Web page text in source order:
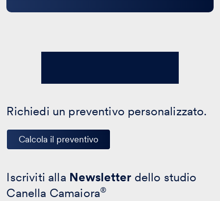
Richiedi un preventivo personalizzato.
Calcola il preventivo
Iscriviti alla Newsletter dello studio
Canella Camaiora®